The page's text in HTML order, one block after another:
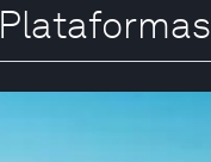
Plataformas